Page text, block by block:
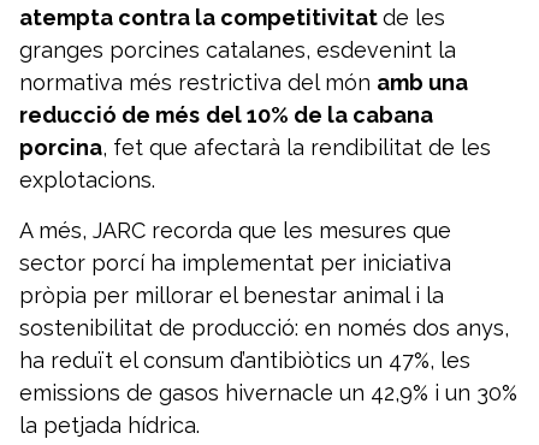
atempta contra la competitivitatde les
granges porcines catalanes, esdevenint la
normativa més restrictiva del món amb una
reducció de més del 10% de la cabana
porcina, fet que afectarà la rendibilitat de les
explotacions.
A més, JARC recorda que les mesures que
sector porcí ha implementat per iniciativa
pròpia per millorar el benestar animal i la
sostenibilitat de producció: en només dos anys,
ha reduït el consum d’antibiòtics un 47%, les
emissions de gasos hivernacle un 42,9% i un 30%
la petjada hídrica.